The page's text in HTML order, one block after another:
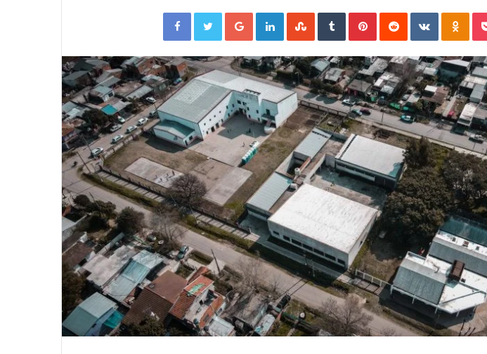
FacebookTwitterGoogle+LinkedInStumbleUpon
TumblrPinterestReddit VKontakte